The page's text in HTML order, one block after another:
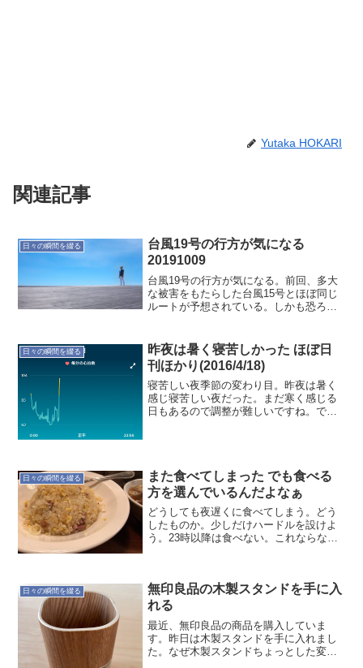
Yutaka HOKARI
関連記事
日々の瞬間を綴る
台風19号の行方が気になる
20191009
台風19号の行方が気になる。前回、多大
な被害をもたらした台風15号とほぼ同じ
ルートが予想されている。しかも恐ろし
に備えよう。
日々の瞬間を綴る
昨夜は暑く寝苦しかった ほぼ日
刊ほかり(2016/4/18)
寝苦しい夜季節の変わり目。昨夜は暑く
感じ寝苦しい夜だった。まだ寒く感じる
日もあるので調整が難しいですね。で
日々の瞬間を綴る
また食べてしまった でも食べる
方を選んでいるんだよなぁ
どうしても夜遅くに食べてしまう。どう
したものか。少しだけハードルを設けよ
う。23時以降は食べない。これならなん
日々の瞬間を綴る
無印良品の木製スタンドを手に入
れる
最近、無印良品の商品を購入していま
す。昨日は木製スタンドを手に入れまし
た。なぜ木製スタンドちょっとした変化